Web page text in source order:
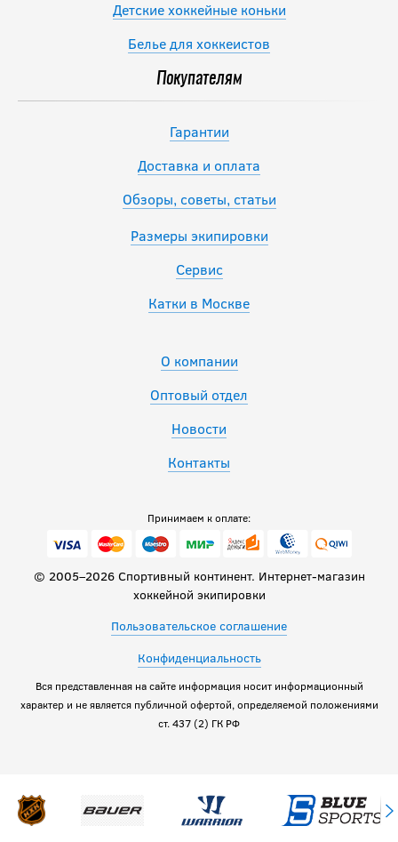
Детские хоккейные коньки
Белье для хоккеистов
Покупателям
Гарантии
Доставка и оплата
Обзоры, советы, статьи
Размеры экипировки
Сервис
Катки в Москве
О компании
Оптовый отдел
Новости
Контакты
Принимаем к оплате:
© 2005–2026 Спортивный континент. Интернет-магазин
хоккейной экипировки
Пользовательское соглашение
Конфиденциальность
Вся представленная на сайте информация носит информационный
характер и не является публичной офертой, определяемой положениями
ст. 437 (2) ГК РФ